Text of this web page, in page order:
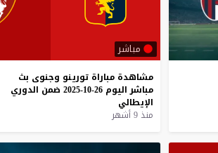
مباشر
مشاهدة مباراة تورينو وجنوى بث
مباشر اليوم 26-10-2025 ضمن الدوري
الإيطالي
منذ 9 أشهر